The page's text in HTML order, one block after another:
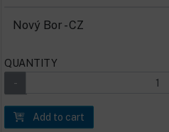
Nový Bor - CZ
QUANTITY
Add to cart